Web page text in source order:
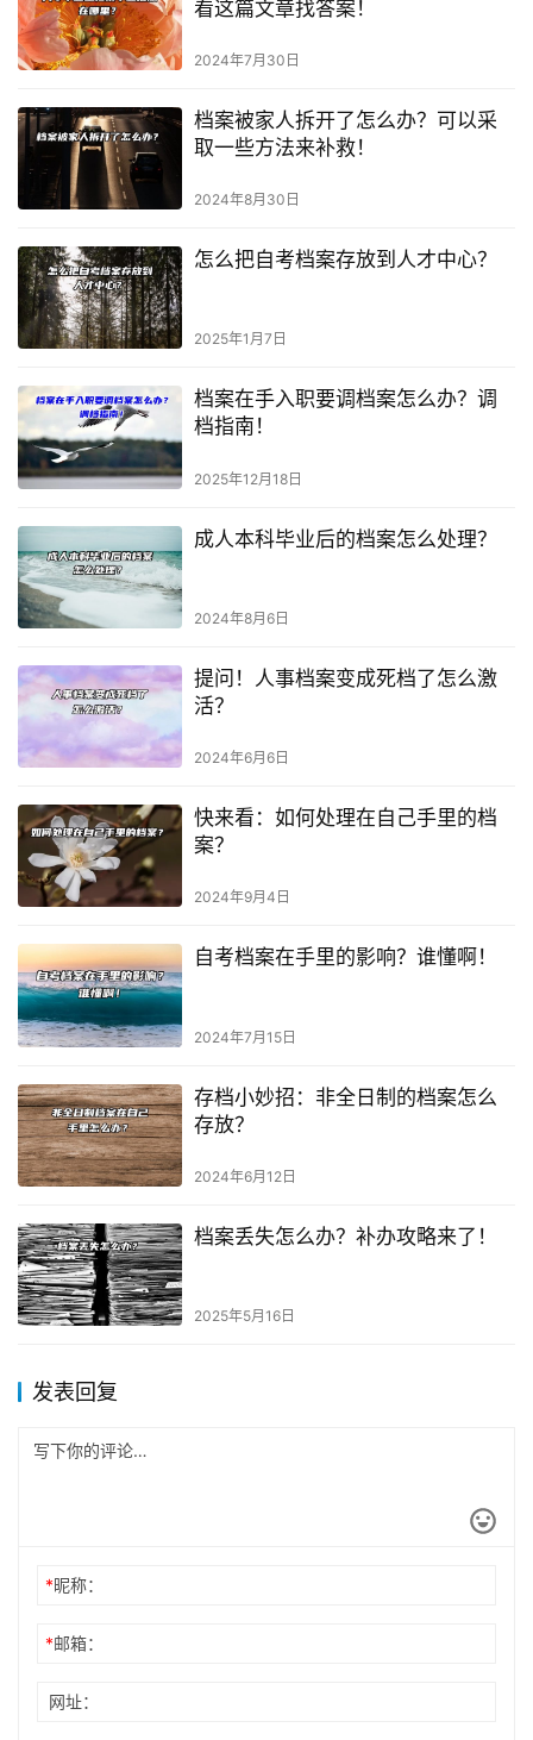
看这篇文章找答案！
2024年7月30日
档案被家人拆开了怎么办？可以采
取一些方法来补救！
2024年8月30日
怎么把自考档案存放到人才中心？
2025年1月7日
档案在手入职要调档案怎么办？调
档指南！
2025年12月18日
成人本科毕业后的档案怎么处理？
2024年8月6日
提问！人事档案变成死档了怎么激
活？
2024年6月6日
快来看：如何处理在自己手里的档
案？
2024年9月4日
自考档案在手里的影响？谁懂啊！
2024年7月15日
存档小妙招：非全日制的档案怎么
存放？
2024年6月12日
档案丢失怎么办？补办攻略来了！
2025年5月16日
发表回复
*昵称：
*邮箱：
网址：